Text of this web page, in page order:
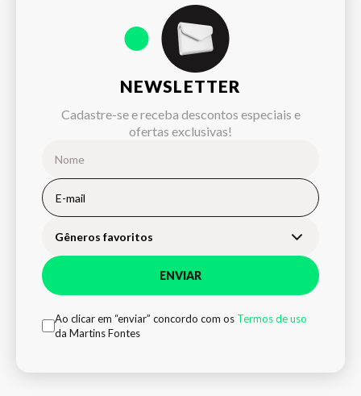
NEWSLETTER
Cadastre-se e receba descontos especiais e
ofertas exclusivas!
Gêneros favoritos
ENVIAR
Ao clicar em “enviar” concordo com os Termos de uso
da Martins Fontes